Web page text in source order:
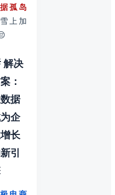
孤岛
上加
解决
：
据
企
长
引